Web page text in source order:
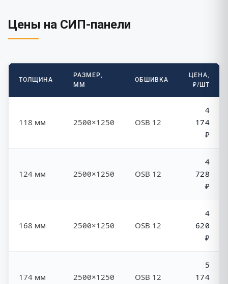
Цены на СИП-панели
ТОЛЩИНА
РАЗМЕР,
ММ
ОБШИВКА
ЦЕНА,
₽/ШТ
118 мм 2500×1250 OSB 12
4
174
₽
124 мм 2500×1250 OSB 12
4
728
₽
168 мм 2500×1250 OSB 12
4
620
₽
174 мм 2500×1250 OSB 12
5
174